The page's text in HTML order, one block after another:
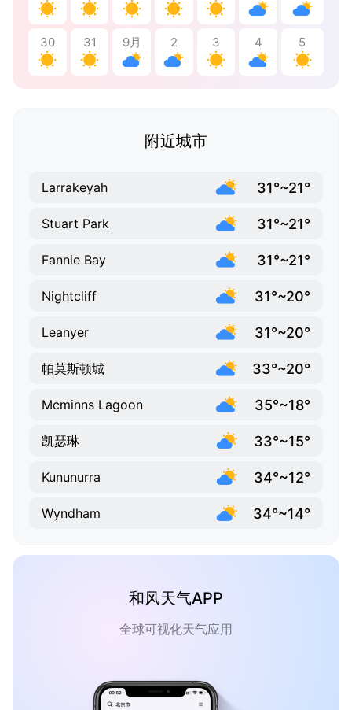
30 31 9月 2 3 4 5
附近城市
Larrakeyah 31°~21°
Stuart Park 31°~21°
Fannie Bay 31°~21°
Nightcliff 31°~20°
Leanyer 31°~20°
帕莫斯顿城 33°~20°
Mcminns Lagoon 35°~18°
凯瑟琳 33°~15°
Kununurra 34°~12°
Wyndham 34°~14°
和风天气APP
全球可视化天气应用